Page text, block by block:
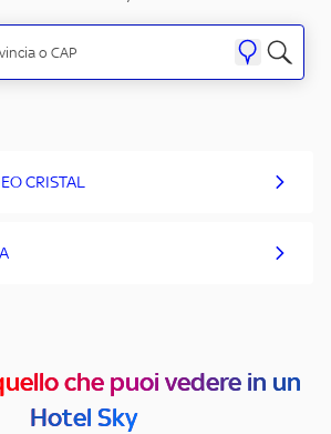
CRISTAL
che puoi vedere in un
Hotel Sky